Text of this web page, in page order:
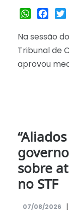
WhatsApp
Na sessão
Tribunal de
aprovou
sobre
no STF
07/08/2026 |